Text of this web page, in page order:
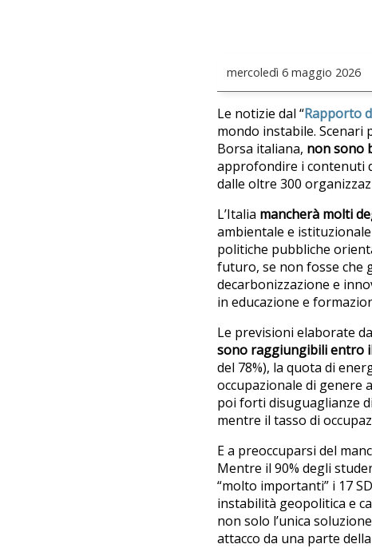
mercoledì 6 maggio 2026
Le notizie dal “Rapporto
mondo instabile. Scenari
Borsa italiana, non sono
approfondire i contenuti
dalle oltre 300
L’Italia mancherà molti
ambientale e
politiche pubbliche
futuro, se non fosse che
decarbonizzazione e
in educazione e
Le previsioni elaborate
sono raggiungibili entro
del 78%), la quota di
occupazionale di genere
poi forti disuguaglianze
mentre il tasso di
E a preoccuparsi del
Mentre il 90% degli
“molto importanti” i 17
instabilità geopolitica e
non solo l’unica
attacco da una parte